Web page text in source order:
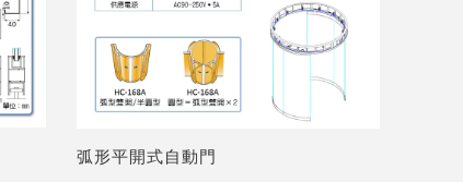
弧形平開式自動門